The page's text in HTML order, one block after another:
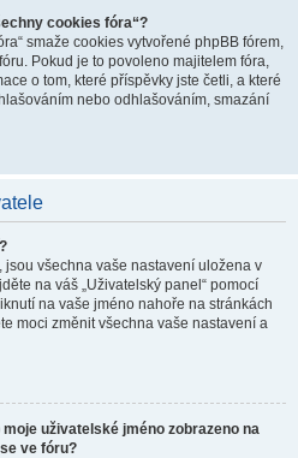
cookies fóra“?
smaže cookies vytvořené phpBB fórem,
Pokud je to povoleno majitelem fóra,
o tom, které příspěvky jste četli, a které
nebo odhlašováním, smazání
jsou všechna vaše nastavení uložena v
na váš „Uživatelský panel“ pomocí
na vaše jméno nahoře na stránkách
moci změnit všechna vaše nastavení a
uživatelské jméno zobrazeno na
ve fóru?